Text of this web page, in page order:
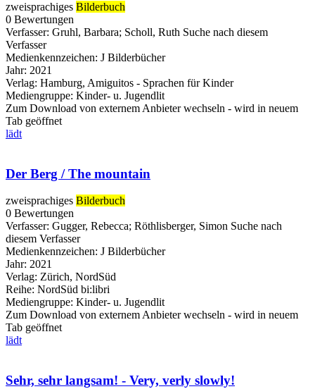
zweisprachiges Bilderbuch
0 Bewertungen
Verfasser: Gruhl, Barbara; Scholl, Ruth Suche nach diesem
Verfasser
Medienkennzeichen: J Bilderbücher
Jahr: 2021
Verlag: Hamburg, Amiguitos - Sprachen für Kinder
Mediengruppe: Kinder- u. Jugendlit
Zum Download von externem Anbieter wechseln - wird in neuem
Tab geöffnet
lädt
Der Berg / The mountain
zweisprachiges Bilderbuch
0 Bewertungen
Verfasser: Gugger, Rebecca; Röthlisberger, Simon Suche nach
diesem Verfasser
Medienkennzeichen: J Bilderbücher
Jahr: 2021
Verlag: Zürich, NordSüd
Reihe: NordSüd bi:libri
Mediengruppe: Kinder- u. Jugendlit
Zum Download von externem Anbieter wechseln - wird in neuem
Tab geöffnet
lädt
Sehr, sehr langsam! - Very, verly slowly!